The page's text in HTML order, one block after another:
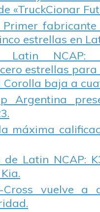
«TruckCionar
Primer
estrellas en
Latin NCAP:
estrellas para
Corolla baja a
Argentina
máxima
de Latin NCAP:
Cross vuelve a